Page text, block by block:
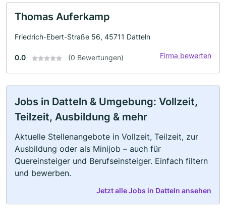
Thomas Auferkamp
Friedrich-Ebert-Straße 56, 45711 Datteln
0.0 (0 Bewertungen) Firma bewerten
Jobs in Datteln & Umgebung: Vollzeit,
Teilzeit, Ausbildung & mehr
Aktuelle Stellenangebote in Vollzeit, Teilzeit, zur
Ausbildung oder als Minijob – auch für
Quereinsteiger und Berufseinsteiger. Einfach filtern
und bewerben.
Jetzt alle Jobs in Datteln ansehen